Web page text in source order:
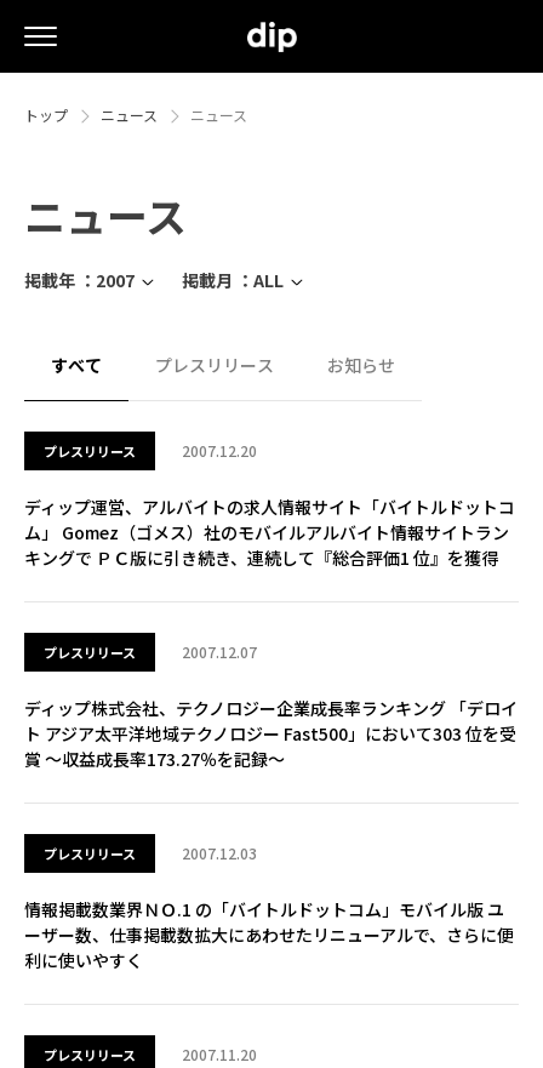
トップ ニュース ニュース
ニュース
掲載年 ： 2007 掲載月 ： ALL
すべて プレスリリース お知らせ
プレスリリース 2007.12.20
ディップ運営、アルバイトの求人情報サイト「バイトルドットコ
ム」 Gomez（ゴメス）社のモバイルアルバイト情報サイトラン
キングで ＰＣ版に引き続き、連続して『総合評価1 位』を獲得
プレスリリース 2007.12.07
ディップ株式会社、テクノロジー企業成長率ランキング 「デロイ
ト アジア太平洋地域テクノロジー Fast500」において303 位を受
賞 ～収益成長率173.27％を記録～
プレスリリース 2007.12.03
情報掲載数業界ＮＯ.1 の「バイトルドットコム」モバイル版 ユ
ーザー数、仕事掲載数拡大にあわせたリニューアルで、さらに便
利に使いやすく
プレスリリース 2007.11.20